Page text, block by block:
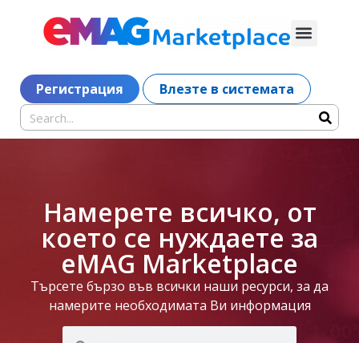
Регистрация Влезте в системата
Намерете всичко, от
което се нуждаете за
eMAG Marketplace
Търсете бързо във всички наши ресурси, за да
намерите необходимата Ви информация